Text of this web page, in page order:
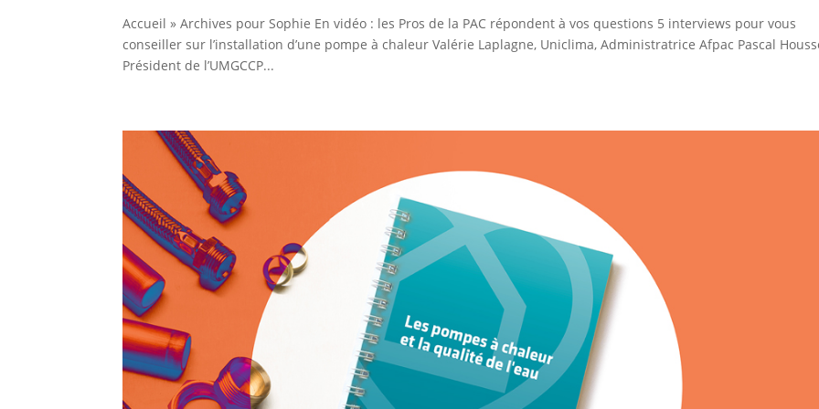
Accueil » Archives pour Sophie En vidéo : les Pros de la PAC répondent à vos questions 5 interviews pour vous
conseiller sur l’installation d’une pompe à chaleur Valérie Laplagne, Uniclima, Administratrice Afpac Pascal
Président de l’UMGCCP...